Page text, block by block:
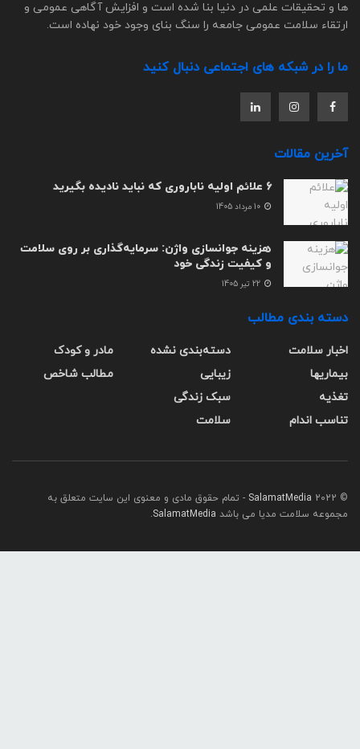
ها و تحقیقات علمی در دنیا بنا شده است و افزایش آگاهی عمومی و
ارتقاء سلامت عمومی جامعه را سنگ بنای وجود خود نهاده است.
ما را در شبکه های اجتماعی دنبال کنید
آخرین مقالات
6 علائم اولیه ناباروری که نباید نادیده بگیرید
هزینه جوانسازی واژن: سرمایه‌گذاری بر روی سلامت
و کیفیت زندگی خود
دسته بندی مطالب
اخبار سلامت
بیماریها
تغذیه
تناسب اندام
دسته‌بندی نشده
زیبایی
سبک زندگی
سلامت
مادر و کودک
مطالب شاخص
© 2022
SalamatMedia - تمام حقوق مادی و معنوی این سایت متعلق به
مجموعه سلامت مدیا می باشد SalamatMedia
.